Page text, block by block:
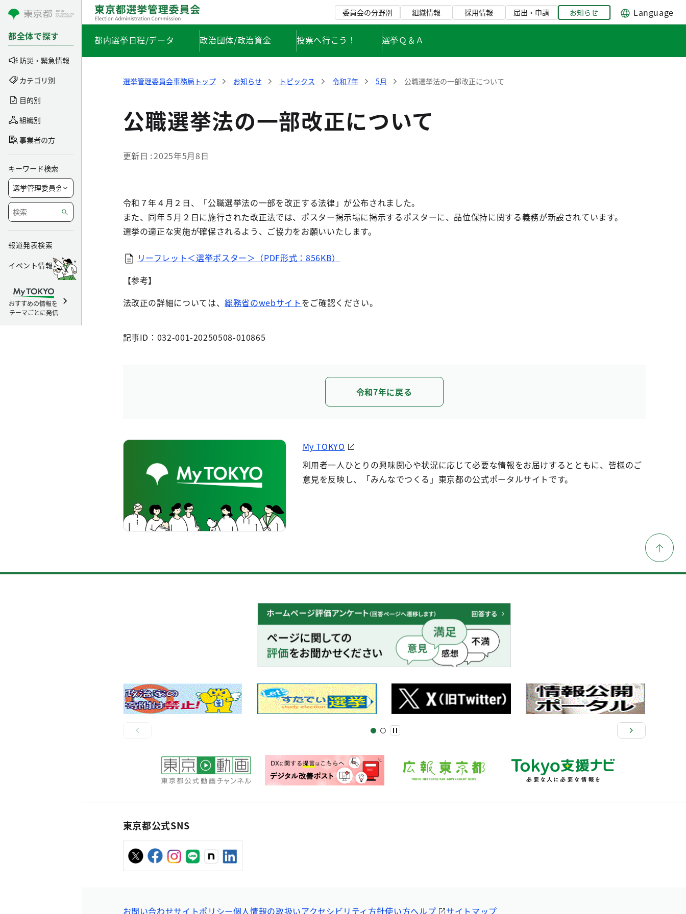
コンテンツにスキップ
都全体で探す
防災・緊急情報
カテゴリ別
目的別
組織別
事業者の方
キーワード検索
報道発表検索
イベント情報
おすすめの情報を
テーマごとに発信
委員会の分野別 組織情報 採用情報 届出・申請 お知らせ Language
都内選挙日程/データ 政治団体/政治資金 投票へ行こう！ 選挙Ｑ＆Ａ
選挙管理委員会事務局トップ お知らせ トピックス 令和7年 5月 公職選挙法の一部改正について
公職選挙法の一部改正について
更新日 2025年5月8日
令和７年４月２日、「公職選挙法の一部を改正する法律」が公布されました。
また、同年５月２日に施行された改正法では、ポスター掲示場に掲示するポスターに、品位保持に関する義務が新設されています。
選挙の適正な実施が確保されるよう、ご協力をお願いいたします。
リーフレット＜選挙ポスター＞（PDF形式：856KB）
【参考】
法改正の詳細については、総務省のwebサイトをご確認ください。
記事ID：032-001-20250508-010865
令和7年に戻る
My TOKYO
利用者一人ひとりの興味関心や状況に応じて必要な情報をお届けするとともに、皆様のご
意見を反映し、「みんなでつくる」東京都の公式ポータルサイトです。
東京都公式SNS
お問い合わせサイトポリシー個人情報の取扱いアクセシビリティ方針使い方ヘルプ サイトマップ